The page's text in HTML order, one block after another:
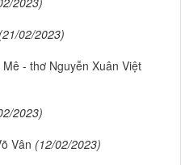
(21/02/2023)
- thơ Nguyễn Xuân Việt
2023)
Vân (12/02/2023)